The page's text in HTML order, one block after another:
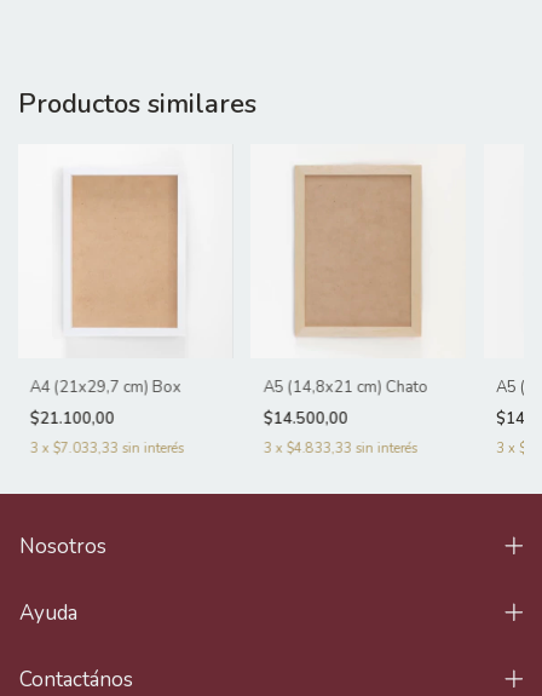
Productos similares
A4 (21x29,7 cm) Box
$21.100,00
3 x $7.033,33 sin interés
A5 (14,8x21 cm) Chato
$14.500,00
3 x $4.833,33 sin interés
A5
3 x
Nosotros
Ayuda
Contactános